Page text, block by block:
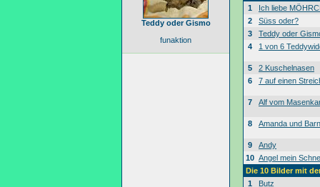
Teddy oder Gismo
funaktion
1
Ich liebe
2
Süss oder?
3
Teddy oder
4
1 von 6
5
2 Kuschelnasen
6
7 auf einen
7 Alf vom
8 Amanda und
9
Andy
10 Angel mein
Die 10 Bilder mit
1
Butz